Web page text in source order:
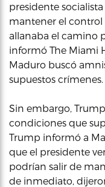
presidente
mantener el control
allanaba el camino
informó The Miami
Maduro buscó
supuestos crímenes.
Sin embargo,
condiciones que
Trump informó a
que el presidente
podrían salir de
de inmediato,